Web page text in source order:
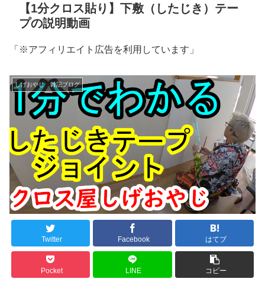
【1分クロス貼り】下敷（したじき）テー
プの説明動画
「※アフィリエイト広告を利用しています」
しげおやじ 雑記ブログ
Twitter Facebook はてブ
Pocket LINE コピー